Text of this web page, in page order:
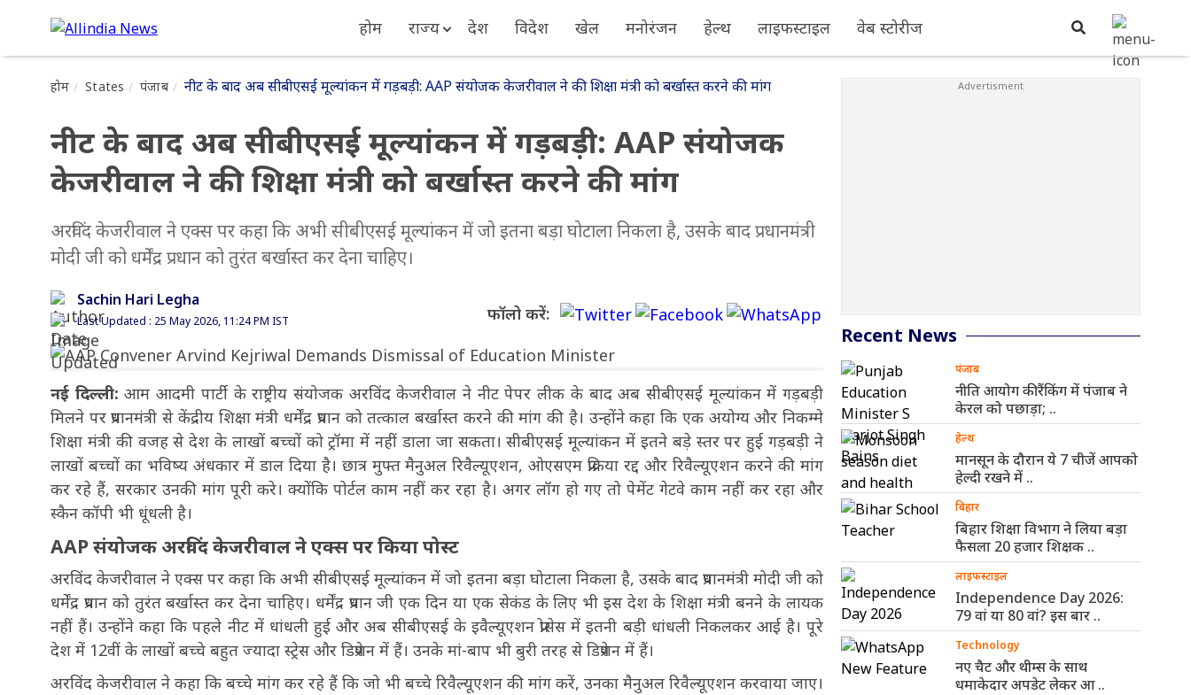
होम राज्य देश विदेश खेल मनोरंजन हेल्थ लाइफस्टाइल वेब स्टोरीज
होम States पंजाब नीट के बाद अब सीबीएसई मूल्यांकन में गड़बड़ी: AAP संयोजक केजरीवाल ने की शिक्षा मंत्री को बर्खास्त करने की मांग
नीट के बाद अब सीबीएसई मूल्यांकन में गड़बड़ी: AAP संयोजक
केजरीवाल ने की शिक्षा मंत्री को बर्खास्त करने की मांग
अरविंद केजरीवाल ने एक्स पर कहा कि अभी सीबीएसई मूल्यांकन में जो इतना बड़ा घोटाला निकला है, उसके बाद प्रधानमंत्री
मोदी जी को धर्मेंद्र प्रधान को तुरंत बर्खास्त कर देना चाहिए।
Sachin Hari Legha
Last Updated : 25 May 2026, 11:24 PM IST फॉलो करें:
नई दिल्ली: आम आदमी पार्टी के राष्ट्रीय संयोजक अरविंद केजरीवाल ने नीट पेपर लीक के बाद अब सीबीएसई मूल्यांकन में गड़बड़ी
मिलने पर प्रधानमंत्री से केंद्रीय शिक्षा मंत्री धर्मेंद्र प्रधान को तत्काल बर्खास्त करने की मांग की है। उन्होंने कहा कि एक अयोग्य और निकम्मे
शिक्षा मंत्री की वजह से देश के लाखों बच्चों को ट्रॉमा में नहीं डाला जा सकता। सीबीएसई मूल्यांकन में इतने बड़े स्तर पर हुई गड़बड़ी ने
लाखों बच्चों का भविष्य अंधकार में डाल दिया है। छात्र मुफ्त मैनुअल रिवैल्यूएशन, ओएसएम प्रक्रिया रद्द और रिवैल्यूएशन करने की मांग
कर रहे हैं, सरकार उनकी मांग पूरी करे। क्योंकि पोर्टल काम नहीं कर रहा है। अगर लॉग हो गए तो पेमेंट गेटवे काम नहीं कर रहा और
स्कैन कॉपी भी धूंधली है।
AAP संयोजक अरविंद केजरीवाल ने एक्स पर किया पोस्ट
अरविंद केजरीवाल ने एक्स पर कहा कि अभी सीबीएसई मूल्यांकन में जो इतना बड़ा घोटाला निकला है, उसके बाद प्रधानमंत्री मोदी जी को
धर्मेंद्र प्रधान को तुरंत बर्खास्त कर देना चाहिए। धर्मेंद्र प्रधान जी एक दिन या एक सेकंड के लिए भी इस देश के शिक्षा मंत्री बनने के लायक
नहीं हैं। उन्होंने कहा कि पहले नीट में धांधली हुई और अब सीबीएसई के इवैल्यूएशन प्रोसेस में इतनी बड़ी धांधली निकलकर आई है। पूरे
देश में 12वीं के लाखों बच्चे बहुत ज्यादा स्ट्रेस और डिप्रेशन में हैं। उनके मां-बाप भी बुरी तरह से डिप्रेशन में हैं।
अरविंद केजरीवाल ने कहा कि बच्चे मांग कर रहे हैं कि जो भी बच्चे रिवैल्यूएशन की मांग करें, उनका मैनुअल रिवैल्यूएशन करवाया जाए।
Recent News
पंजाब
नीति आयोग की रैंकिंग में पंजाब ने
केरल को पछाड़ा; ..
हेल्थ
मानसून के दौरान ये 7 चीजें आपको
हेल्दी रखने में ..
बिहार
बिहार शिक्षा विभाग ने लिया बड़ा
फैसला 20 हजार शिक्षक ..
लाइफस्टाइल
Independence Day 2026:
79 वां या 80 वां? इस बार ..
Technology
नए चैट और थीम्स के साथ
धमाकेदार अपडेट लेकर आ ..